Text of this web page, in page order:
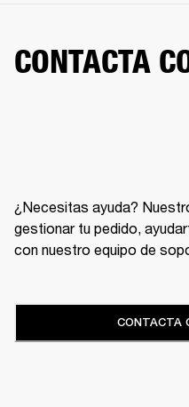
CONTACTA
¿Necesitas ayuda?
gestionar tu pedido,
con nuestro equipo de
CONTACTA